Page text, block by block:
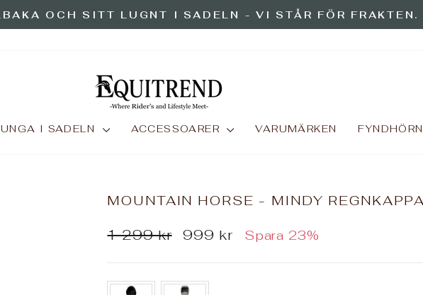
Pausa
OCH SITT LUGNT I SADELN - VI STÅR FÖR FRAKTEN.
UNGA I SADELN ACCESSOARER VARUMÄRKEN
MOUNTAIN HORSE - MINDY
Ordinarie
1 299 kr Reapris
999 kr Spara 23%